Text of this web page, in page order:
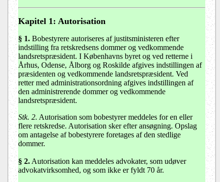
Kapitel 1: Autorisation
§ 1. Bobestyrere autoriseres af justitsministeren efter
indstilling fra retskredsens dommer og vedkommende
landsretspræsident. I Københavns byret og ved retterne i
Århus, Odense, Ålborg og Roskilde afgives indstillingen af
præsidenten og vedkommende landsretspræsident. Ved
retter med administrationsordning afgives indstillingen af
den administrerende dommer og vedkommende
landsretspræsident.
Stk. 2. Autorisation som bobestyrer meddeles for en eller
flere retskredse. Autorisation sker efter ansøgning. Opslag
om antagelse af bobestyrere foretages af den stedlige
dommer.
§ 2.Autorisation kan meddeles advokater, som udøver
advokatvirksomhed, og som ikke er fyldt 70 år.